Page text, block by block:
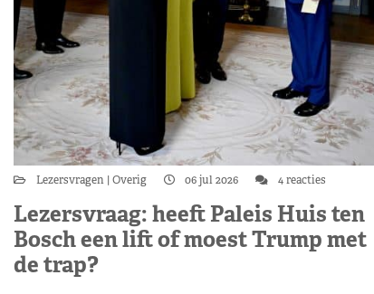
Lezersvragen Overig 06 jul 2026 4 reacties
Lezersvraag: heeft Paleis Huis ten
Bosch een lift of moest Trump met
de trap?